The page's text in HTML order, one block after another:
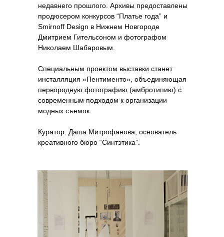
недавнего прошлого. Архивы предоставлены
продюсером конкурсов “Платье года” и
Smirnoff Design в Нижнем Новгороде
Дмитрием Гительсоном и фотографом
Николаем Шабаровым.
Cпециальным проектом выставки станет
инсталляция «Пентименто», объединяющая
первородную фотографию (амбротипию) с
современным подходом к организации
модных съемок.
Куратор: Даша Митрофанова, основатель
креативного бюро “Синтэтика”.